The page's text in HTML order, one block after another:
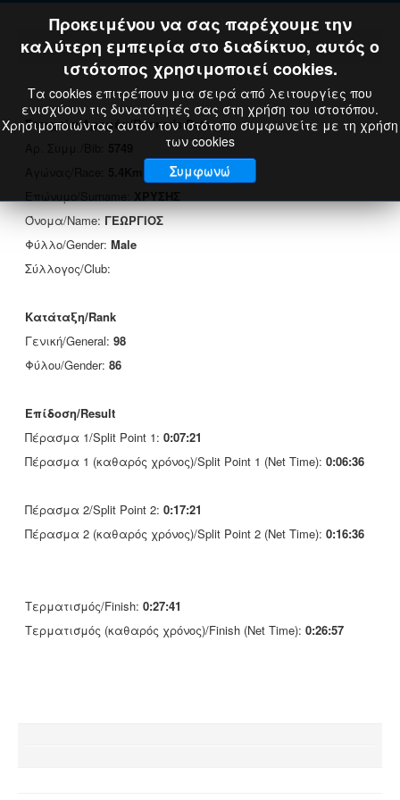
Στοιχεία Δρομέα/Runner's Data
Όνομα/Name:ΓΕΩΡΓΙΟΣ
Φύλλο/Gender: Male
Σύλλογος/Club:
Κατάταξη/Rank
Γενική/General: 98
Φύλου/Gender: 86
Επίδοση/Result
Πέρασμα 1/Split Point 1: 0:07:21
Πέρασμα 1 (καθαρός χρόνος)/Split Point 1 (Net Time): 0:06:36
Πέρασμα 2/Split Point 2: 0:17:21
Πέρασμα 2 (καθαρός χρόνος)/Split Point 2 (Net Time): 0:16:36
Τερματισμός/Finish: 0:27:41
Τερματισμός (καθαρός χρόνος)/Finish (Net Time): 0:26:57
Προκειμένου να σας παρέχουμε την
καλύτερη εμπειρία στο διαδίκτυο, αυτός ο
ιστότοπος χρησιμοποιεί cookies.
Τα cookies επιτρέπουν μια σειρά από λειτουργίες που
ενισχύουν τις δυνατότητές σας στη χρήση του ιστοτόπου.
Χρησιμοποιώντας αυτόν τον ιστότοπο συμφωνείτε με τη χρήση
των cookies
Συμφωνώ